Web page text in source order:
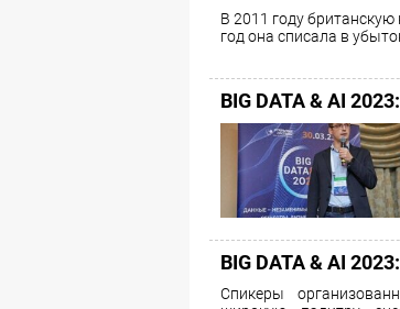
В 2011 году
год она списала в
BIG DATA & AI
BIG DATA & AI
Спикеры